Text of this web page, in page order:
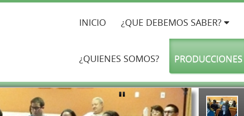
INICIO ¿QUE DEBEMOS SABER?
¿QUIENES SOMOS? PRODUCCIONES